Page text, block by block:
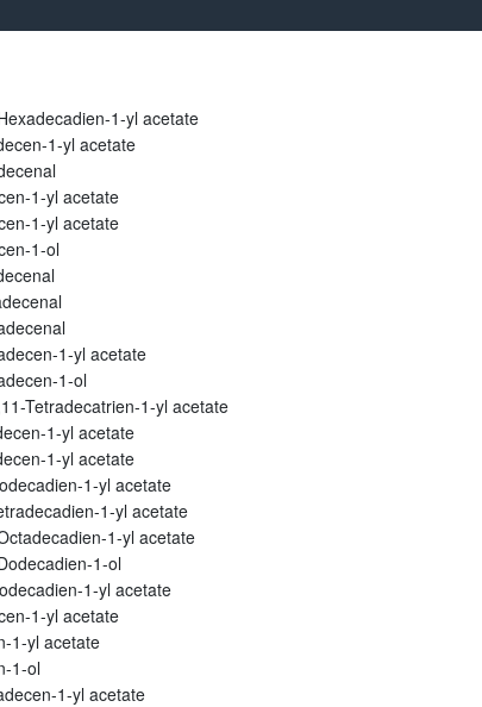
1-yl acetate
1-yl acetate
1-yl acetate
1-yl acetate
1-ol
1-yl acetate
1-ol
Tetradecatrien-1-yl acetate
1-yl acetate
1-yl acetate
1-yl acetate
1-yl acetate
1-yl acetate
1-ol
1-yl acetate
1-yl acetate
1-yl acetate
1-ol
1-yl acetate